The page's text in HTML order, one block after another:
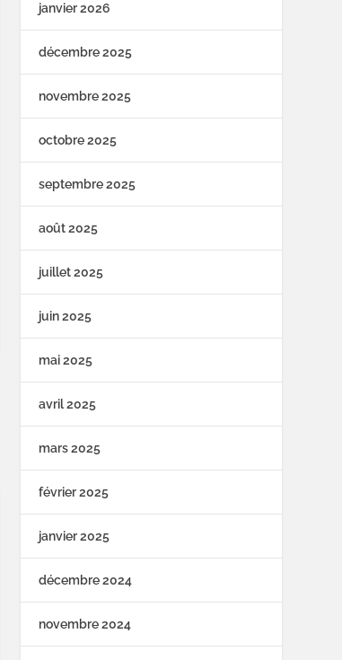
janvier 2026
décembre 2025
novembre 2025
octobre 2025
septembre 2025
août 2025
juillet 2025
juin 2025
mai 2025
avril 2025
mars 2025
février 2025
janvier 2025
décembre 2024
novembre 2024